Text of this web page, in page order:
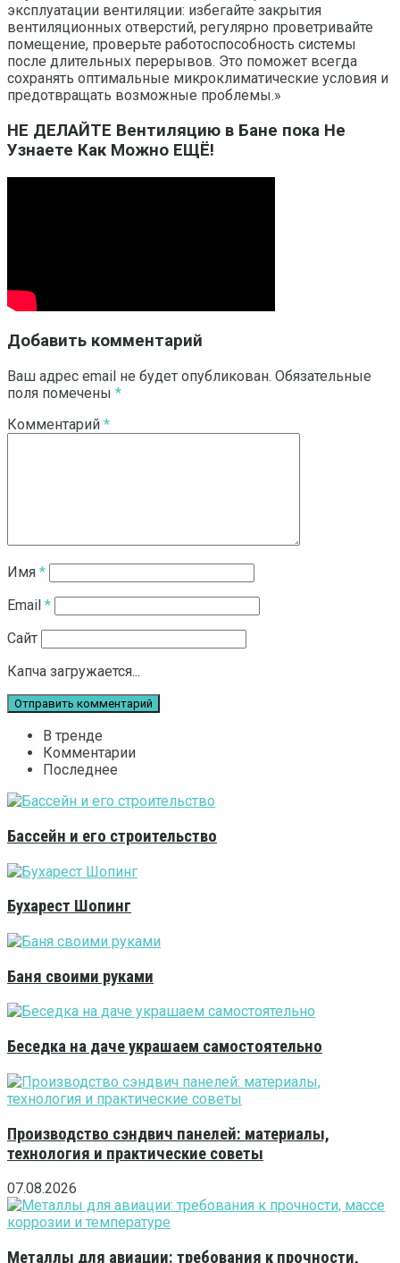
эксплуатации вентиляции: избегайте закрытия
вентиляционных отверстий, регулярно проветривайте
помещение, проверьте работоспособность системы
после длительных перерывов. Это поможет всегда
сохранять оптимальные микроклиматические условия и
предотвращать возможные проблемы.»
НЕ ДЕЛАЙТЕ Вентиляцию в Бане пока Не
Узнаете Как Можно ЕЩЁ!
Добавить комментарий
Ваш адрес email не будет опубликован. Обязательные
поля помечены *
Комментарий *
Имя *
Email *
Сайт
Капча загружается...
В тренде
Комментарии
Последнее
Бассейн и его строительство
Бухарест Шопинг
Баня своими руками
Беседка на даче украшаем самостоятельно
Производство сэндвич панелей: материалы,
технология и практические советы
07.08.2026
Металлы для авиации: требования к прочности,